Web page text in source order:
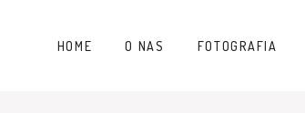
HOME O NAS FOTOGRAFIA